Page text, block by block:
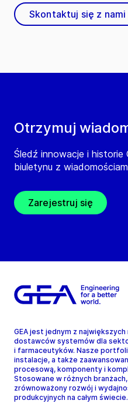
Otrzymuj
Śledź innowacje i historie
biuletynu z
Zarejestruj się
Skontaktuj się z nami
GEA jest jednym z największych
dostawców systemów dla
i farmaceutyków. Nasze
instalacje, a także
procesową, komponenty i
Stosowane w różnych
zrównoważony rozwój i
produkcyjnych na całym świecie.